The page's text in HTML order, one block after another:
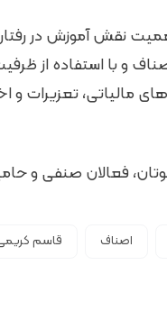
نقش آموزش در
و با استفاده از
مالیاتی، تعزیرات و
اصناف قاسم